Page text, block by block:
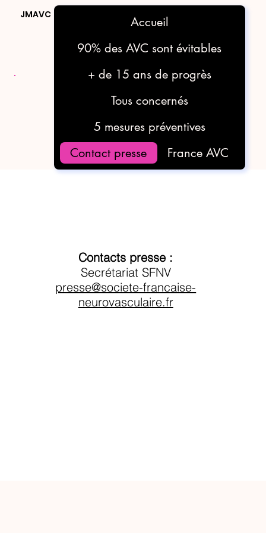
JMAVC
Accueil
90% des AVC sont évitables
+ de 15 ans de progrès
Tous concernés
5 mesures préventives
Contact presse
France AVC
Contacts presse :
Secrétariat SFNV
presse@societe-francaise-
neurovasculaire.fr